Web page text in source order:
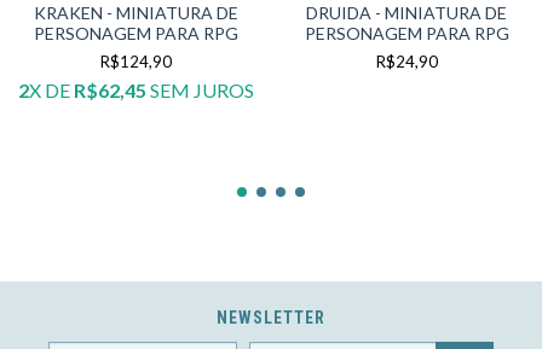
KRAKEN - MINIATURA DE
PERSONAGEM PARA RPG
R$124,90
2X DE R$62,45 SEM JUROS
DRUIDA - MINIATURA DE
PERSONAGEM PARA RPG
R$24,90
NEWSLETTER